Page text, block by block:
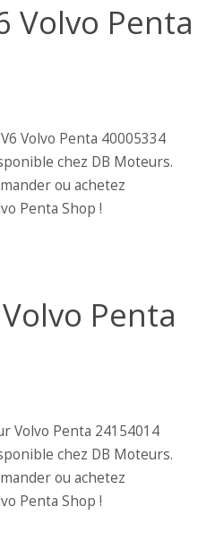
Volvo Penta
Volvo Penta 40005334
chez DB Moteurs.
ou achetez
Penta Shop !
Penta
Volvo Penta 24154014
chez DB Moteurs.
ou achetez
Penta Shop !